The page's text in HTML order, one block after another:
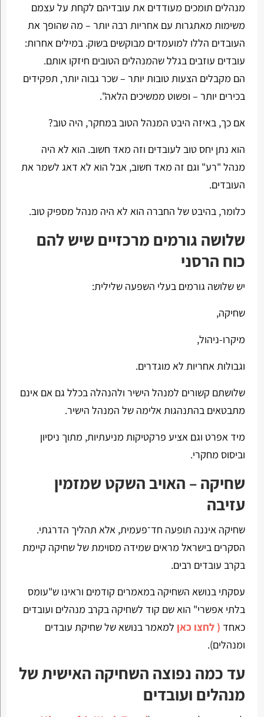
מנהלים תומכים מעודדים את עובדיהם לקחת על עצמם
משימות מאתגרות עם אחריות רבה יותר – מה שהופך את
העובדים הללו למועמדים מבוקשים בשוק. במילים אחרות:
עובדים עוזבים בגלל שהמנהלים הטובים חיזקו אותם.
הם מקבלים הצעות טובות יותר – שכר גבוה יותר, תפקידים
בכירים יותר – ופשוט ממשיכים הלאה".
אם כך, באיזה היבט המנהל הטוב במחקר, היה טוב?
הוא נתן יחס טוב לעובדים וזה מאד חשוב. הוא לא היה
מנהל "רע" וגם זה מאד חשוב, אבל הוא לא דאג לשמר את
העובדים.
כלומר, בהיבט של החברה הוא לא היה מנהל מספיק טוב.
שלושה גורמים מרכזיים שיש להם
כוח הרסני
יש שלושה גורמים בעלי השפעה שלילית:
שחיקה,
מיקרו-ניהול,
וגבולות אחריות לא מוגדרים.
שלושתם קשורים למנהל הישיר ולהנהלה בכלל גם אם אינם
מתבטאים בהתנהגות אלימה של המנהל הישיר.
מיד אפרט וגם אציע פרקטיקות מניעתיות, מתוך ניסיון
וביסוס מחקרי.
שחיקה – האויב השקט שמזמין
עזיבה
שחיקה איננה תופעה חד־פעמית, אלא תהליך הדרגתי.
הסקרים בישראל מראים שמידה מסוימת של שחיקה קיימת
בקרב עובדים רבים.
עסקתי בנושא השחיקה במאמרים קודמים וראינו ש"עומס
בלתי אפשרי" הוא שם קוד לשחיקה בקרב מנהלים ועובדים
כאחד ( לחצו כאן למאמר בנושא של שחיקת עובדים
ומנהלים).
עד כמה נפוצה השחיקה האישית של
מנהלים ועובדים